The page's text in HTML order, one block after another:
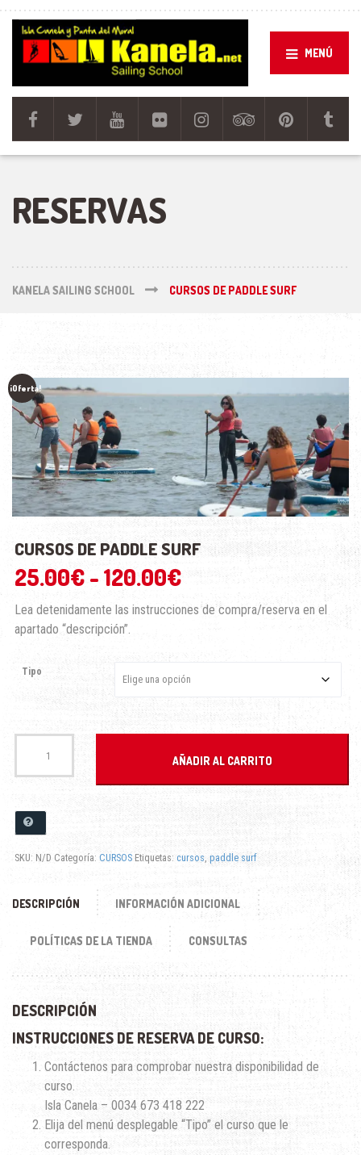
MENÚ
RESERVAS
KANELA SAILING SCHOOL CURSOS DE PADDLE SURF
¡Oferta!
CURSOS DE PADDLE SURF
25.00€ -120.00€Rango
de
desde
25.00€
hasta
120.00€
Lea detenidamente las instrucciones de compra/reserva en el
apartado “descripción”.
Tipo
CURSOS
AÑADIR AL CARRITO
SKU: N/D Categoría: CURSOS Etiquetas: cursos paddle surf
DESCRIPCIÓN INFORMACIÓN ADICIONAL
POLÍTICAS DE LA TIENDA CONSULTAS
DESCRIPCIÓN
INSTRUCCIONES DE RESERVA DE CURSO:
Contáctenos para comprobar nuestra disponibilidad de
curso.
Isla Canela – 0034 673 418 222
Elija del menú desplegable “Tipo” el curso que le
corresponda.